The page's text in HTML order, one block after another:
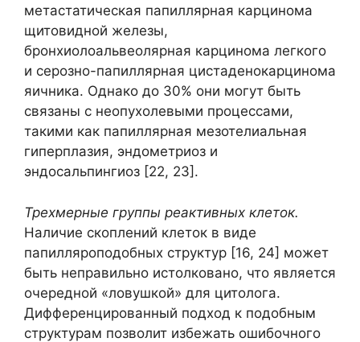
метастатическая папиллярная карцинома
щитовидной железы,
бронхиолоальвеолярная карцинома легкого
и серозно-папиллярная цистаденокарцинома
яичника. Однако до 30% они могут быть
связаны с неопухолевыми процессами,
такими как папиллярная мезотелиальная
гиперплазия, эндометриоз и
эндосальпингиоз [22, 23].
Трехмерные группы реактивных клеток.
Наличие скоплений клеток в виде
папилляроподобных структур [16, 24] может
быть неправильно истолковано, что является
очередной «ловушкой» для цитолога.
Дифференцированный подход к подобным
структурам позволит избежать ошибочного